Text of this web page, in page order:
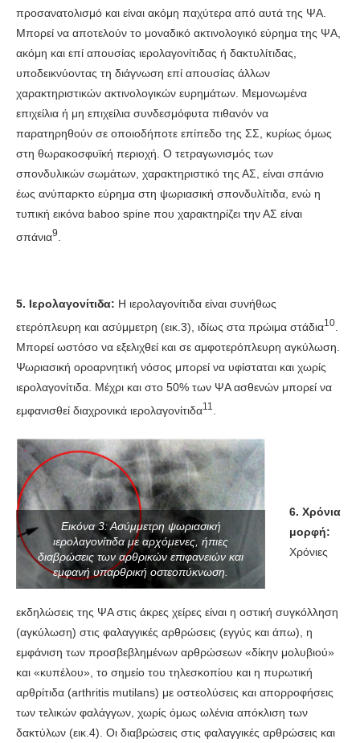
προσανατολισμό και είναι ακόμη παχύτερα από αυτά της ΨΑ.
Μπορεί να αποτελούν το μοναδικό ακτινολογικό εύρημα της ΨΑ,
ακόμη και επί απουσίας ιερολαγονίτιδας ή δακτυλίτιδας,
υποδεικνύοντας τη διάγνωση επί απουσίας άλλων
χαρακτηριστικών ακτινολογικών ευρημάτων. Μεμονωμένα
επιχείλια ή μη επιχείλια συνδεσμόφυτα πιθανόν να
παρατηρηθούν σε οποιοδήποτε επίπεδο της ΣΣ, κυρίως όμως
στη θωρακοσφυϊκή περιοχή. Ο τετραγωνισμός των
σπονδυλικών σωμάτων, χαρακτηριστικό της ΑΣ, είναι σπάνιο
έως ανύπαρκτο εύρημα στη ψωριασική σπονδυλίτιδα, ενώ η
τυπική εικόνα baboo spine που χαρακτηρίζει την ΑΣ είναι
σπάνια9
5. Ιερολαγονίτιδα: Η ιερολαγονίτιδα είναι συνήθως
ετερόπλευρη και ασύμμετρη (εικ.3), ιδίως στα πρώιμα στάδια10
Μπορεί ωστόσο να εξελιχθεί και σε αμφοτερόπλευρη αγκύλωση.
Ψωριασική οροαρνητική νόσος μπορεί να υφίσταται και χωρίς
ιερολαγονίτιδα. Μέχρι και στο 50% των ΨΑ ασθενών μπορεί να
εμφανισθεί διαχρονικά ιερολαγονίτιδα11
Εικόνα 3: Ασύμμετρη ψωριασική
ιερολαγονίτιδα με αρχόμενες, ήπιες
διαβρώσεις των αρθρικών επιφανειών και
εμφανή υπαρθρική οστεοπύκνωση.
6. Χρόνια
μορφή:
Χρόνιες
εκδηλώσεις της ΨΑ στις άκρες χείρες είναι η οστική συγκόλληση
(αγκύλωση) στις φαλαγγικές αρθρώσεις (εγγύς και άπω), η
εμφάνιση των προσβεβλημένων αρθρώσεων «δίκην μολυβιού»
και «κυπέλου», το σημείο του τηλεσκοπίου και η πυρωτική
αρθρίτιδα (arthritis mutilans) με οστεολύσεις και απορροφήσεις
των τελικών φαλάγγων, χωρίς όμως ωλένια απόκλιση των
δακτύλων (εικ.4). Οι διαβρώσεις στις φαλαγγικές αρθρώσεις και